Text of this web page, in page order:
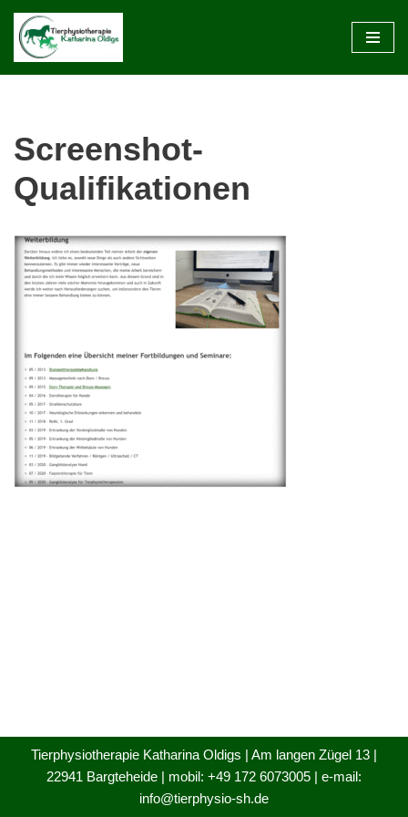
Zum
Screenshot-
Qualifikationen
Tierphysiotherapie Katharina Oldigs | Am langen Zügel 13 |
22941 Bargteheide | mobil: +49 172 6073005 | e-mail:
info@tierphysio-sh.de